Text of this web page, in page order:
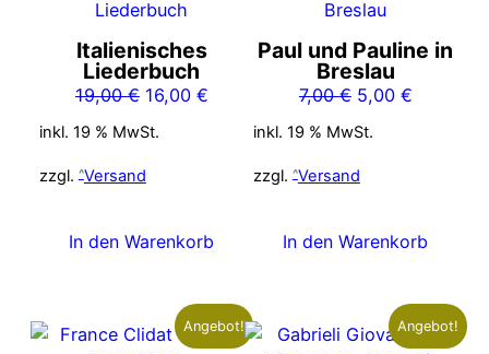
Italienisches
Liederbuch
19,00€ Ursprünglicher
Preis
19,00 €
16,00 €Aktueller
16,00 €.
inkl. 19 % MwSt.
zzgl. Versand
In den Warenkorb
Paul und Pauline in
Breslau
7,00€ Ursprünglicher
Preis
7,00 €
5,00 €Aktueller
inkl. 19 % MwSt.
zzgl. Versand
In den Warenkorb
Angebot! Angebot!